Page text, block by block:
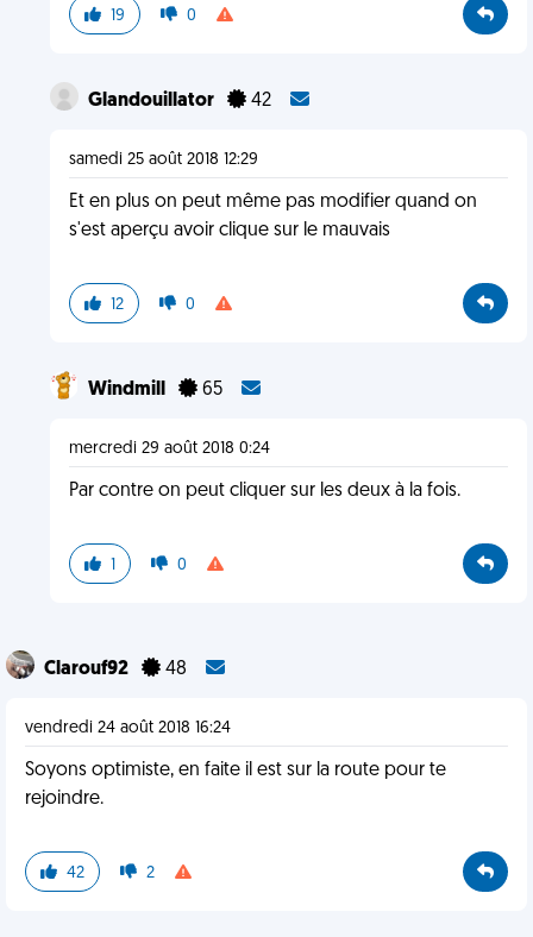
19 0
Glandouillator 42
samedi 25 août 2018 12:29
Et en plus on peut même pas modifier quand on
s'est aperçu avoir clique sur le mauvais
12 0
Windmill 65
mercredi 29 août 2018 0:24
Par contre on peut cliquer sur les deux à la fois.
1 0
Clarouf92 48
vendredi 24 août 2018 16:24
Soyons optimiste, en faite il est sur la route pour te
rejoindre.
42 2